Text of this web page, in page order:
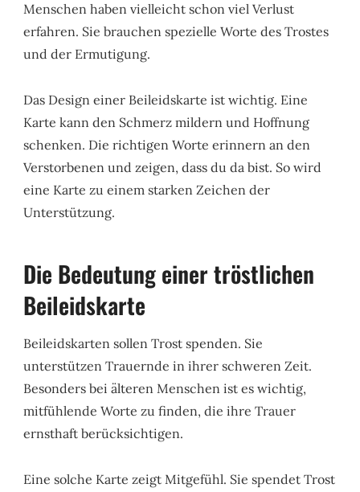
Menschen haben vielleicht schon viel Verlust
erfahren. Sie brauchen spezielle Worte des Trostes
und der Ermutigung.
Das Design einer Beileidskarte ist wichtig. Eine
Karte kann den Schmerz mildern und Hoffnung
schenken. Die richtigen Worte erinnern an den
Verstorbenen und zeigen, dass du da bist. So wird
eine Karte zu einem starken Zeichen der
Unterstützung.
Die Bedeutung einer tröstlichen
Beileidskarte
Beileidskarten sollen Trost spenden. Sie
unterstützen Trauernde in ihrer schweren Zeit.
Besonders bei älteren Menschen ist es wichtig,
mitfühlende Worte zu finden, die ihre Trauer
ernsthaft berücksichtigen.
Eine solche Karte zeigt Mitgefühl. Sie spendet Trost